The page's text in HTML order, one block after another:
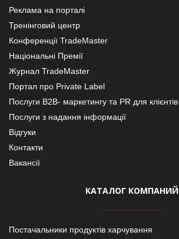
Реклама на порталі
Тренінговий центр
Конференції TradeMaster
Національні Премії
Журнал TradeMaster
Портал про Private Label
Послуги В2В- маркетингу та PR для клієнтів
Послуги з надання інформації
Відгуки
Контакти
Вакансії
КАТАЛОГ КОМПАНИЙ
Постачальники продуктів харчування